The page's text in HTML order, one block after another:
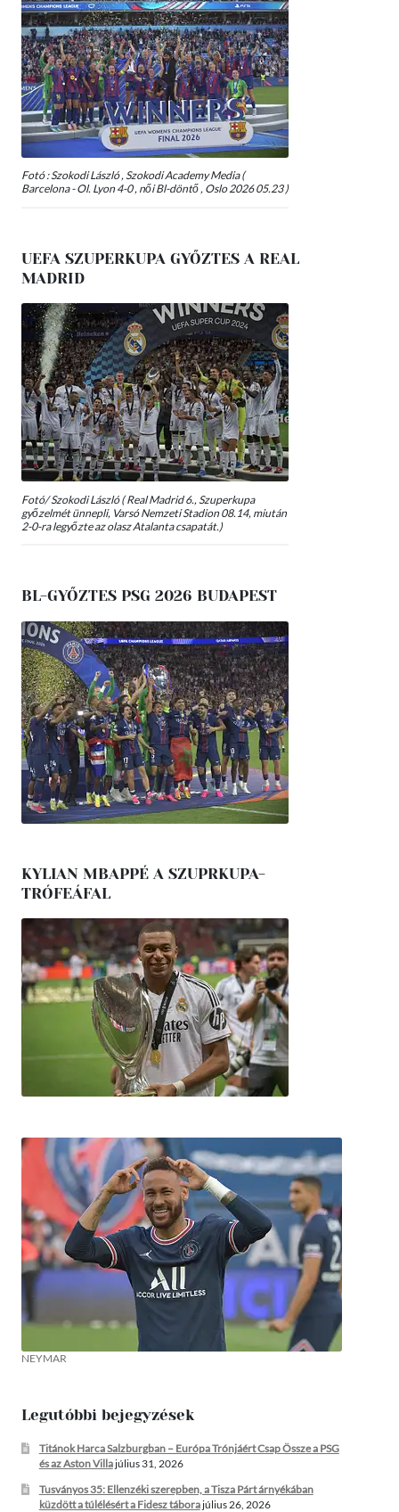
Fotó : Szokodi László , Szokodi Academy Media (
Barcelona - Ol. Lyon 4-0 , női Bl-döntő , Oslo 2026 05.23 )
UEFA SZUPERKUPA GYŐZTES A REAL
MADRID
Fotó/ Szokodi László ( Real Madrid 6., Szuperkupa
győzelmét ünnepli, Varsó Nemzeti Stadion 08.14, miután
2-0-ra legyőzte az olasz Atalanta csapatát.)
BL-GYŐZTES PSG 2026 BUDAPEST
KYLIAN MBAPPÉ A SZUPRKUPA-
TRÓFEÁFAL
NEYMAR
Legutóbbi bejegyzések
Titánok Harca Salzburgban – Európa Trónjáért Csap Össze a PSG
és az Aston Villajúlius 31, 2026
Tusványos 35: Ellenzéki szerepben, a Tisza Párt árnyékában
küzdött a túlélésért a Fidesz táborajúlius 26, 2026